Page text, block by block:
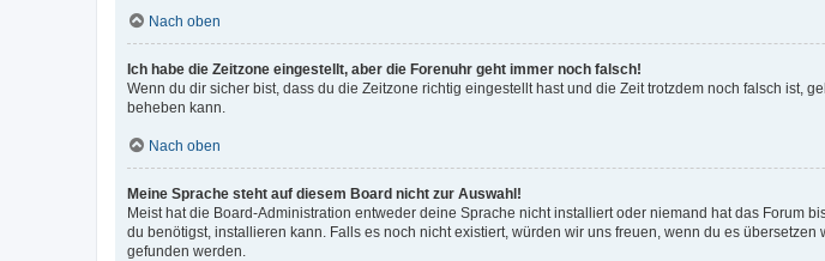
Nach oben
Ich habe die Zeitzone eingestellt, aber die Forenuhr geht immer noch falsch!
Wenn du dir sicher bist, dass du die Zeitzone richtig eingestellt hast und die Zeit trotzdem noch falsch ist,
beheben kann.
Nach oben
Meine Sprache steht auf diesem Board nicht zur Auswahl!
Meist hat die Board-Administration entweder deine Sprache nicht installiert oder niemand hat das Forum
du benötigst, installieren kann. Falls es noch nicht existiert, würden wir uns freuen, wenn du es
gefunden werden.